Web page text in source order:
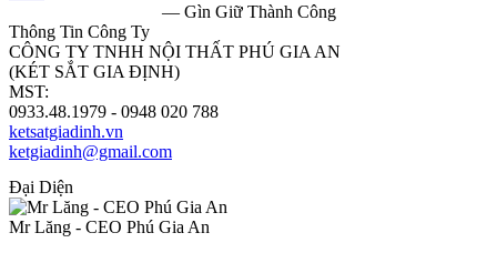
— Gìn Giữ Thành Công
Thông Tin Công Ty
CÔNG TY TNHH NỘI THẤT PHÚ GIA AN
(KÉT SẮT GIA ĐỊNH)
MST:
0933.48.1979 - 0948 020 788
ketsatgiadinh.vn
ketgiadinh@gmail.com
Đại Diện
Mr Lăng - CEO Phú Gia An